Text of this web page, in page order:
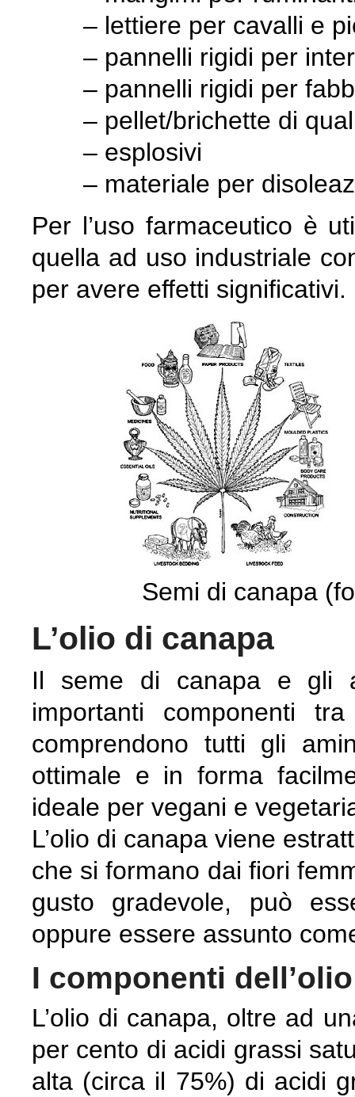
– lettiere per cavalli e
– pannelli rigidi per
– pannelli rigidi per
– pellet/brichette di
– esplosivi
– materiale per
Per l’uso farmaceutico è
quella ad uso industriale
per avere effetti significativi.
Semi di canapa
L’olio di canapa
Il seme di canapa e gli
importanti componenti
comprendono tutti gli
ottimale e in forma
ideale per vegani e
L’olio di canapa viene
che si formano dai fiori
gusto gradevole, può
oppure essere assunto
I componenti
L’olio di canapa, oltre ad
per cento di acidi grassi
alta (circa il 75%) di acidi